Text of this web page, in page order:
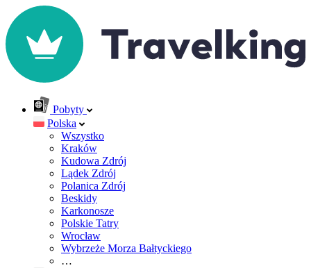
Pobyty
Polska
Wszystko
Kraków
Kudowa Zdrój
Lądek Zdrój
Polanica Zdrój
Beskidy
Karkonosze
Polskie Tatry
Wrocław
Wybrzeże Morza Bałtyckiego
…